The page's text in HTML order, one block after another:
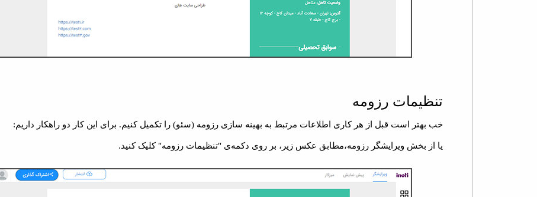
تنظیمات رزومه
خب بهتر است قبل از هر کاری اطلاعات مرتبط به بهینه سازی رزومه (سئو) را تکمیل کنیم. برای این کار دو راهکار داریم:
یا از بخش ویرایشگر رزومه،مطابق عکس زیر، بر روی دکمه‌ی "تنظیمات رزومه" کلیک کنید.